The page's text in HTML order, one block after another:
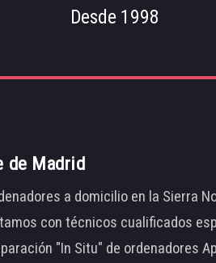
Desde 1998
de Madrid
a domicilio en la Sierra
con técnicos cualificados
"In Situ" de ordenadores